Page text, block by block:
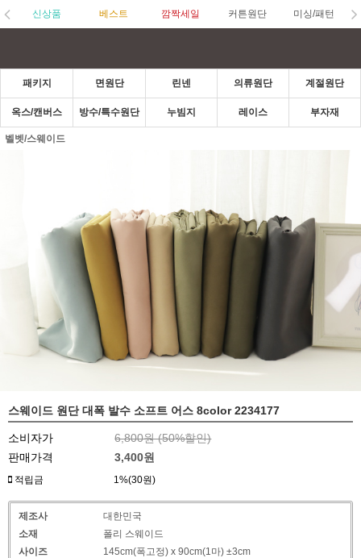
신상품 베스트 깜짝세일 커튼원단 미싱/패턴
패키지 면원단 린넨 의류원단 계절원단
옥스/캔버스 방수/특수원단 누빔지 레이스 부자재
벨벳/스웨이드
스웨이드 원단 대폭 발수 소프트 어스 8color 2234177
소비자가 6,800원 (50%할인)
판매가격
3,400원
적립금 1%(30원)
제조사
대한민국
소재
폴리 스웨이드
사이즈
145cm(폭고정) x 90cm(1마) ±3cm